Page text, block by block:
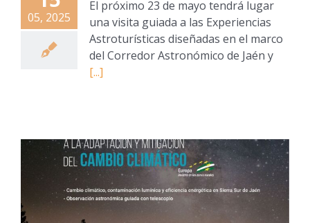
05, 2025
El próximo 23 de mayo tendrá lugar
una visita guiada a las Experiencias
Astroturísticas diseñadas en el marco
del Corredor Astronómico de Jaén y
[...]